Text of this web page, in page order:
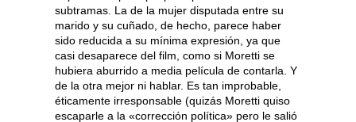
subtramas. La de la mujer disputada entre su
marido y su cuñado, de hecho, parece haber
sido reducida a su mínima expresión, ya que
casi desaparece del film, como si Moretti se
hubiera aburrido a media película de contarla. Y
de la otra mejor ni hablar. Es tan improbable,
éticamente irresponsable (quizás Moretti quiso
escaparle a la «corrección política» pero le salió